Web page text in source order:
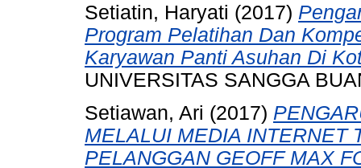
Setiatin, Haryati (2017)
Program Pelatihan Dan
Karyawan Panti Asuhan Di
UNIVERSITAS SANGGA
Setiawan, Ari (2017)
MELALUI MEDIA INTERNET
PELANGGAN GEOFF MAX